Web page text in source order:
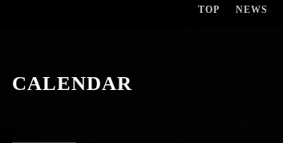
TOP NEWS
CALENDAR